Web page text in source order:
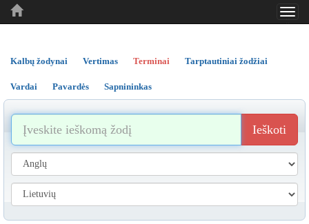
..
..
Kalbų žodynai Vertimas Terminai Tarptautiniai žodžiai
Vardai Pavardės Sapnininkas
Ieškoti